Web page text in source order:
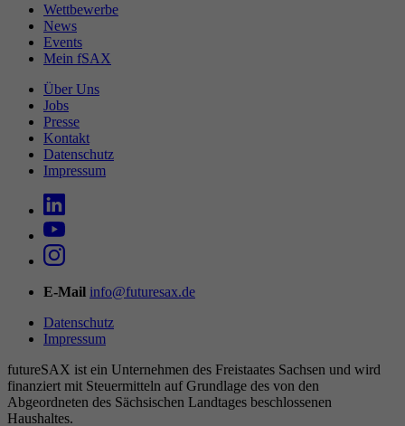
Wettbewerbe
News
Events
Mein fSAX
Über Uns
Jobs
Presse
Kontakt
Datenschutz
Impressum
E-Mail info@futuresax.de
Datenschutz
Impressum
futureSAX ist ein Unter­nehmen des Freistaates Sachsen und wird
finanziert mit Steuermitteln auf Grundlage des von den
Abgeordneten des Sächsischen Landtages beschlossenen
Haushaltes.